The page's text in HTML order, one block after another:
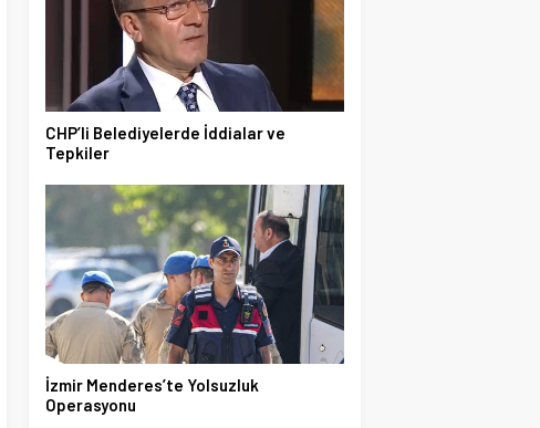
CHP’li Belediyelerde İddialar ve
Tepkiler
İzmir Menderes’te Yolsuzluk
Operasyonu